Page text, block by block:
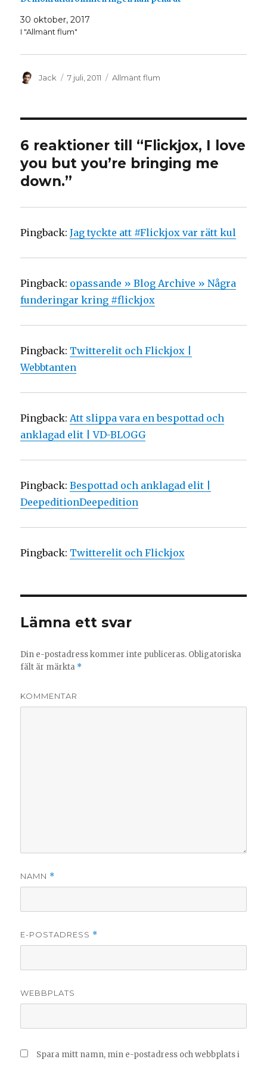
a
i
e
t
t
y
f
ö
r
n
s
i
e
t
n
t
f
e
30 oktober, 2017
I "Allmänt flum"
Författare
Jack Postat
7 juli, 2011 Kategorier
Allmänt flum
6 reaktioner till “Flickjox, I love
you but you’re bringing me
down.”
Pingback:Jag tyckte att #Flickjox var rätt kul
Pingback: opassande » Blog Archive » Några
funderingar kring #flickjox
Pingback: Twitterelit och Flickjox |
Webbtanten
Pingback: Att slippa vara en bespottad och
anklagad elit | VD-BLOGG
Pingback:Bespottad och anklagad elit |
DeepeditionDeepedition
Pingback: Twitterelit och Flickjox
Lämna ett svar
Din e-postadress kommer inte publiceras. Obligatoriska
fält är märkta *
KOMMENTAR
NAMN *
E-POSTADRESS *
WEBBPLATS
Spara mitt namn, min e-postadress och webbplats i